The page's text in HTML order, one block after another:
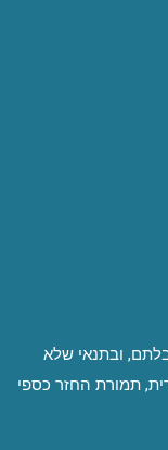
ובתנאי שלא
תמורת החזר כספי